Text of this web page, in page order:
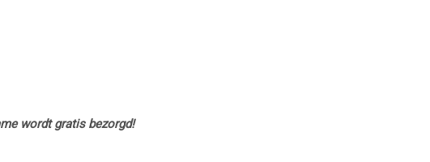
wordt gratis bezorgd!